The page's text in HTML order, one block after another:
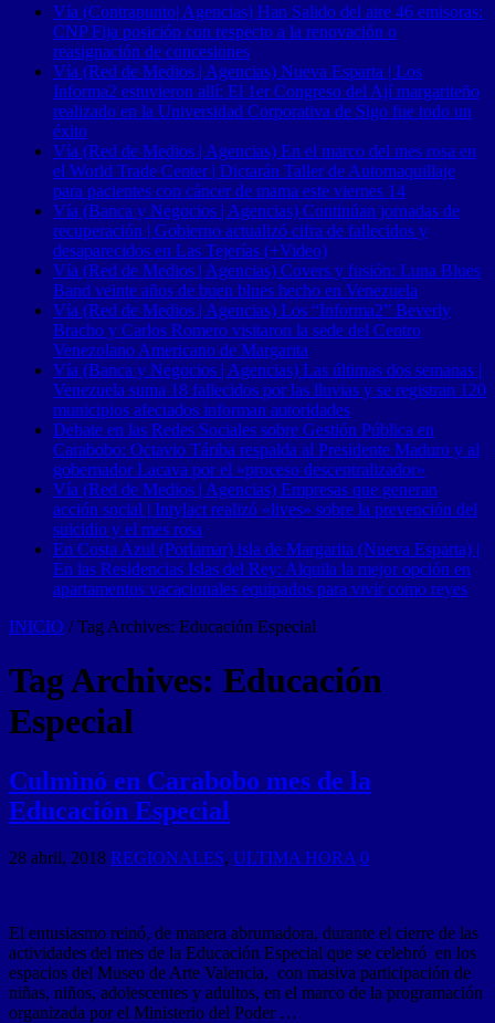
Vía (Contrapunto| Agencias) Han Salido del aire 46 emisoras:
CNP Fija posición con respecto a la renovación o
reasignación de concesiones
Vía (Red de Medios | Agencias) Nueva Esparta | Los
Informa2 estuvieron allí: El 1er Congreso del Ají margariteño
realizado en la Universidad Corporativa de Sigo fue todo un
éxito
Vía (Red de Medios | Agencias) En el marco del mes rosa en
el World Trade Center | Dictarán Taller de Automaquillaje
para pacientes con cáncer de mama este viernes 14
Vía (Banca y Negocios | Agencias) Continúan jornadas de
recuperación | Gobierno actualizó cifra de fallecidos y
desaparecidos en Las Tejerías (+Video)
Vía (Red de Medios | Agencias) Covers y fusión: Luna Blues
Band veinte años de buen blues hecho en Venezuela
Vía (Red de Medios | Agencias) Los “Informa2” Beverly
Bracho y Carlos Romero visitaron la sede del Centro
Venezolano Americano de Margarita
Vía (Banca y Negocios | Agencias) Las últimas dos semanas |
Venezuela suma 18 fallecidos por las lluvias y se registran 120
municipios afectados informan autoridades
Debate en las Redes Sociales sobre Gestión Pública en
Carabobo: Octavio Táriba respalda al Presidente Maduro y al
gobernador Lacava por el «proceso descentralizador»
Vía (Red de Medios | Agencias) Empresas que generan
acción social | Intylact realizó «lives» sobre la prevención del
suicidio y el mes rosa
En Costa Azul (Porlamar) isla de Margarita (Nueva Esparta) |
En las Residencias Islas del Rey: Alquila la mejor opción en
apartamentos vacacionales equipados para vivir como reyes
INICIO / Tag Archives: Educación Especial
Tag Archives: Educación
Especial
Culminó en Carabobo mes de la
Educación Especial
28 abril, 2018 REGIONALES, ULTIMA HORA 0
El entusiasmo reinó, de manera abrumadora, durante el cierre de las
actividades del mes de la Educación Especial que se celebró en los
espacios del Museo de Arte Valencia, con masiva participación de
niñas, niños, adolescentes y adultos, en el marco de la programación
organizada por el Ministerio del Poder …